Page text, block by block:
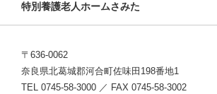
特別養護老人ホームさみた
〒636-0062
奈良県北葛城郡河合町佐味田198番地1
TEL 0745-58-3000 ／ FAX 0745-58-3002